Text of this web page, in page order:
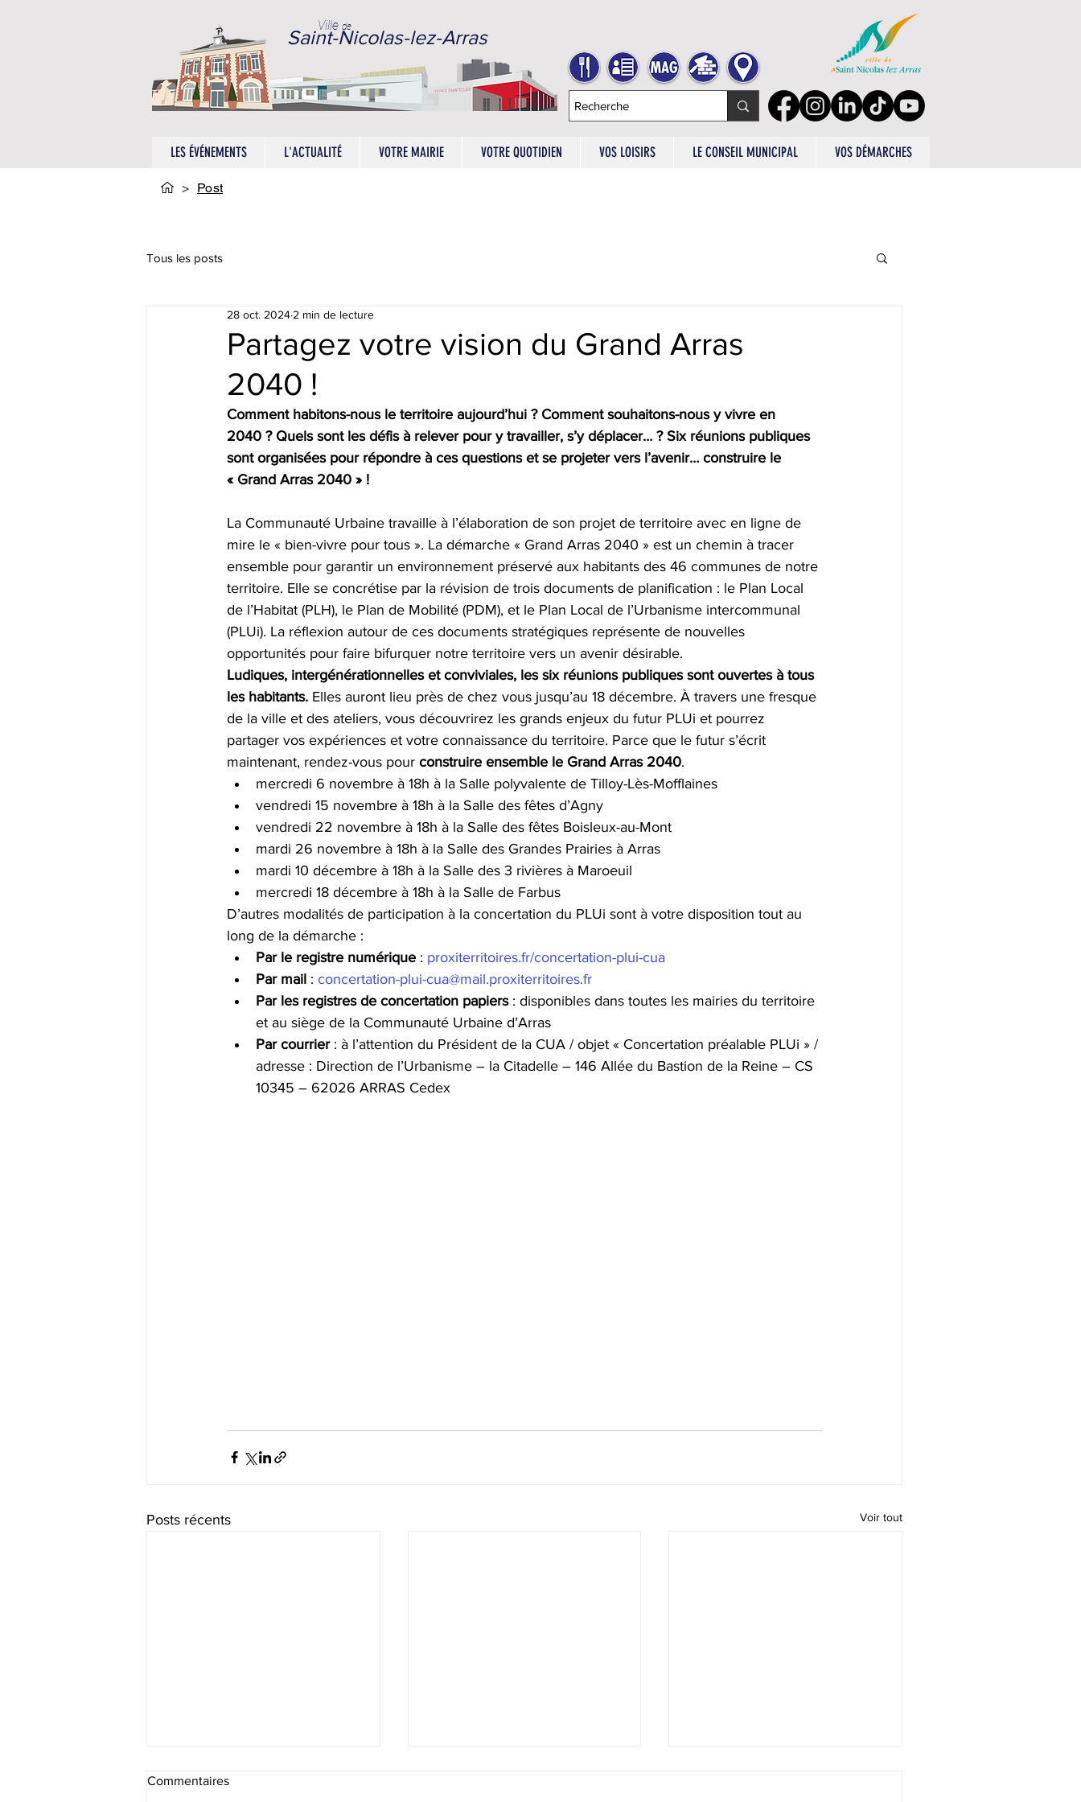
Ville de
Saint-Nicolas-lez-Arras
LES ÉVÉNEMENTS L'ACTUALITÉ VOTRE MAIRIE VOTRE QUOTIDIEN VOS LOISIRS LE CONSEIL MUNICIPAL VOS DÉMARCHES
> Post
Tous les posts
Partagez votre vision du Grand Arras
2040 !
28 oct. 2024 2 min de lecture
Comment habitons-nous le territoire aujourd’hui ? Comment souhaitons-nous y vivre en
2040 ? Quels sont les défis à relever pour y travailler, s’y déplacer… ? Six réunions publiques
sont organisées pour répondre à ces questions et se projeter vers l’avenir… construire le
« Grand Arras 2040 » !
La Communauté Urbaine travaille à l’élaboration de son projet de territoire avec en ligne de
mire le « bien-vivre pour tous ». La démarche « Grand Arras 2040 » est un chemin à tracer
ensemble pour garantir un environnement préservé aux habitants des 46 communes de notre
territoire. Elle se concrétise par la révision de trois documents de planification : le Plan Local
de l’Habitat (PLH), le Plan de Mobilité (PDM), et le Plan Local de l’Urbanisme intercommunal
(PLUi). La réflexion autour de ces documents stratégiques représente de nouvelles
opportunités pour faire bifurquer notre territoire vers un avenir désirable.
Ludiques, intergénérationnelles et conviviales, les six réunions publiques sont ouvertes à tous
les habitants. Elles auront lieu près de chez vous jusqu’au 18 décembre. À travers une fresque
de la ville et des ateliers, vous découvrirez les grands enjeux du futur PLUi et pourrez
partager vos expériences et votre connaissance du territoire. Parce que le futur s’écrit
maintenant, rendez-vous pour construire ensemble le Grand Arras 2040.
mercredi 6 novembre à 18h à la Salle polyvalente de Tilloy-Lès-Mofflaines
vendredi 15 novembre à 18h à la Salle des fêtes d’Agny
vendredi 22 novembre à 18h à la Salle des fêtes Boisleux-au-Mont
mardi 26 novembre à 18h à la Salle des Grandes Prairies à Arras
mardi 10 décembre à 18h à la Salle des 3 rivières à Maroeuil
mercredi 18 décembre à 18h à la Salle de Farbus
D’autres modalités de participation à la concertation du PLUi sont à votre disposition tout au
long de la démarche :
Par le registre numérique : proxiterritoires.fr/concertation-plui-cua
Par mail : concertation-plui-cua@mail.proxiterritoires.fr
Par les registres de concertation papiers : disponibles dans toutes les mairies du territoire
et au siège de la Communauté Urbaine d’Arras
Par courrier : à l’attention du Président de la CUA / objet « Concertation préalable PLUi » /
adresse : Direction de l’Urbanisme – la Citadelle – 146 Allée du Bastion de la Reine – CS
10345 – 62026 ARRAS Cedex
Posts récents Voir tout
Commentaires